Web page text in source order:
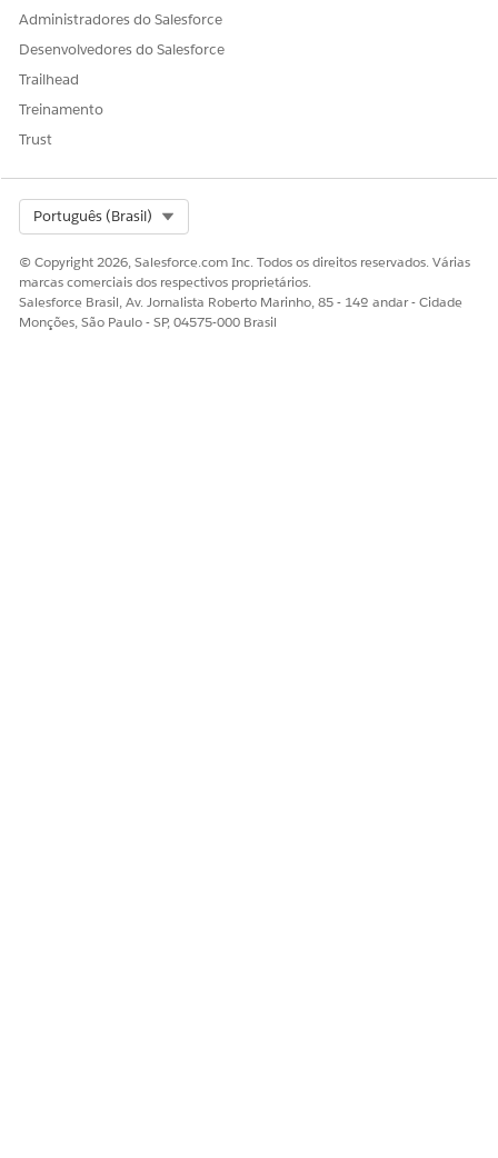
Administradores do Salesforce
Desenvolvedores do Salesforce
Trailhead
Treinamento
Trust
Português (Brasil)
© Copyright 2026, Salesforce.com Inc. Todos os direitos reservados. Várias
marcas comerciais dos respectivos proprietários.
Salesforce Brasil, Av. Jornalista Roberto Marinho, 85 - 14º andar - Cidade
Monções, São Paulo - SP, 04575-000 Brasil